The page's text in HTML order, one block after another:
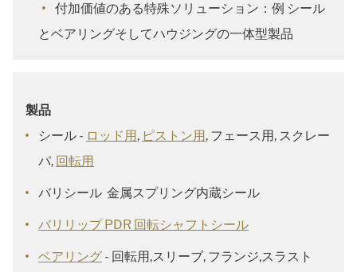
付加価値のある特殊ソリューション：例 シール
とベアリングそしてハウジングの一体型製品
製品
シール - ロッド用, ピストン用, フェース用, スクレー
パ, 回転用
バリシール 金属スプリング内蔵シール
バリリップ PDR 回転シャフトシール
ベアリング - 回転用,スリーブ, フランジ,スラスト